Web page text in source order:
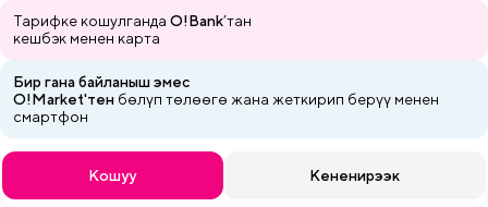
Тарифке кошулганда O!Bank’тан
кешбэк менен карта
Бир гана байланыш эмес
O!Market'тен бөлүп төлөөгө жана жеткирип берүү менен
смартфон
Кошуу Кененирээк